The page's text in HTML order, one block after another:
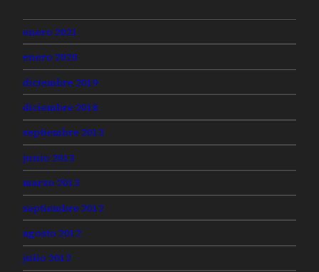
enero 2021
enero 2020
diciembre 2019
diciembre 2018
septiembre 2013
junio 2013
marzo 2013
septiembre 2012
agosto 2012
julio 2012